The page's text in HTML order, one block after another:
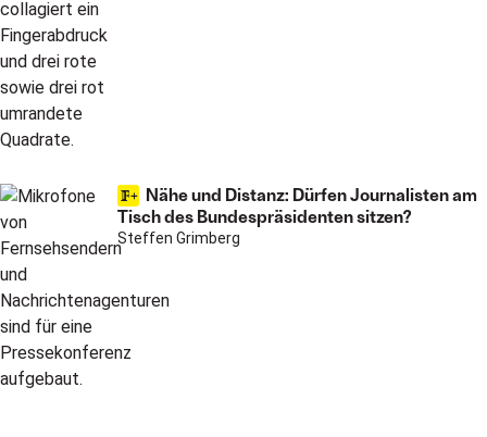
Nähe und Distanz: Dürfen Journalisten am
Tisch des Bundespräsidenten sitzen?
Steffen Grimberg